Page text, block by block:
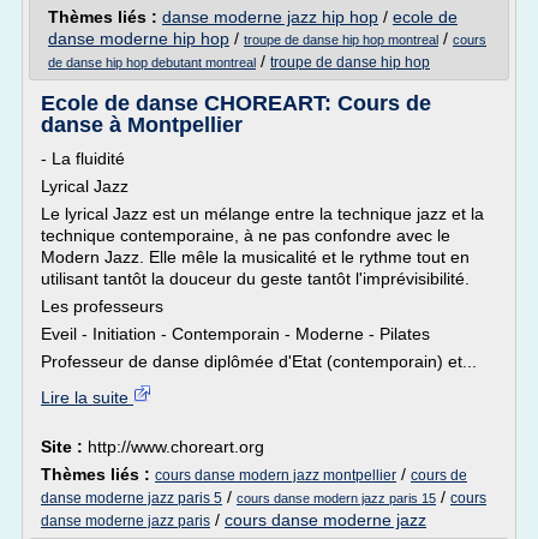
Thèmes liés : danse moderne jazz hip hop / ecole de
danse moderne hip hop / troupe de danse hip hop montreal / cours
de danse hip hop debutant montreal / troupe de danse hip hop
Ecole de danse CHOREART: Cours de
danse à Montpellier
- La fluidité
Lyrical Jazz
Le lyrical Jazz est un mélange entre la technique jazz et la
technique contemporaine, à ne pas confondre avec le
Modern Jazz. Elle mêle la musicalité et le rythme tout en
utilisant tantôt la douceur du geste tantôt l'imprévisibilité.
Les professeurs
Eveil - Initiation - Contemporain - Moderne - Pilates
Professeur de danse diplômée d'Etat (contemporain) et...
Lire la suite
Site : http://www.choreart.org
Thèmes liés : cours danse modern jazz montpellier / cours de
danse moderne jazz paris 5 / cours danse modern jazz paris 15 / cours
danse moderne jazz paris / cours danse moderne jazz